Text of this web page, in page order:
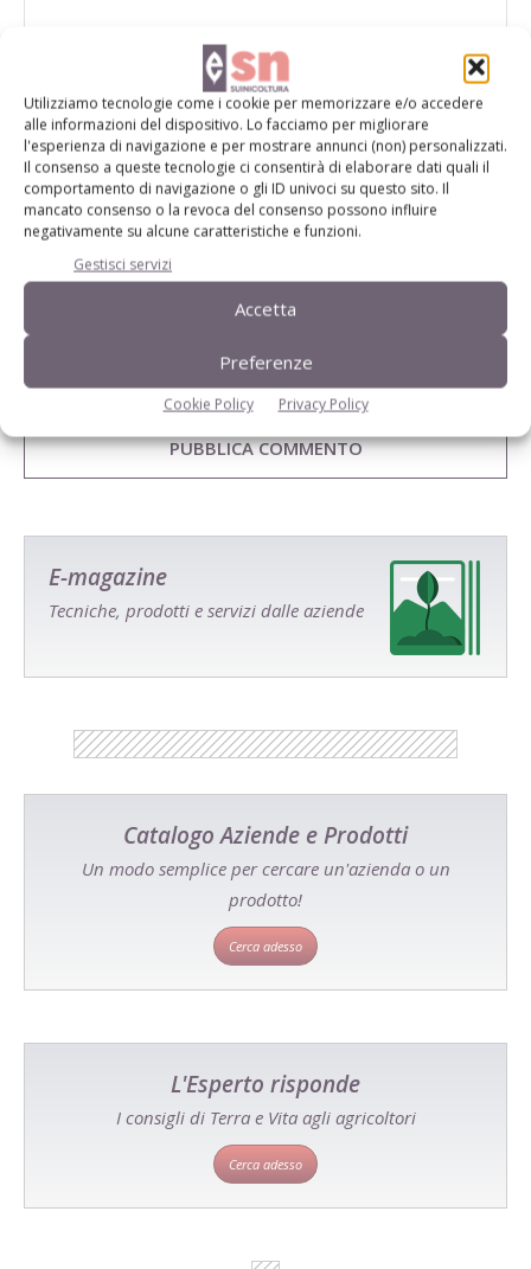
Utilizziamo tecnologie come i cookie per memorizzare e/o accedere
alle informazioni del dispositivo. Lo facciamo per migliorare
l'esperienza di navigazione e per mostrare annunci (non) personalizzati.
Il consenso a queste tecnologie ci consentirà di elaborare dati quali il
comportamento di navigazione o gli ID univoci su questo sito. Il
mancato consenso o la revoca del consenso possono influire
negativamente su alcune caratteristiche e funzioni.
Gestisci servizi
Accetta
Preferenze
Cookie Policy Privacy Policy
Salva il mio nome, email e sito web in questo browser per la
prossima volta che commento.
E-magazine
Tecniche, prodotti e servizi dalle aziende
Catalogo Aziende e Prodotti
Un modo semplice per cercare un'azienda o un
prodotto!
Cerca adesso
L'Esperto risponde
I consigli di Terra e Vita agli agricoltori
Cerca adesso